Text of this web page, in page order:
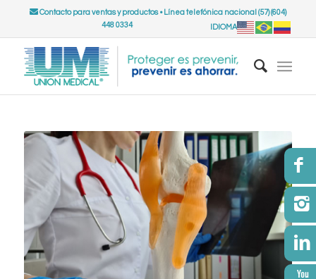
Contacto para ventas y productos• Línea telefónica nacional (57) (604)
448 0334
IDIOMA